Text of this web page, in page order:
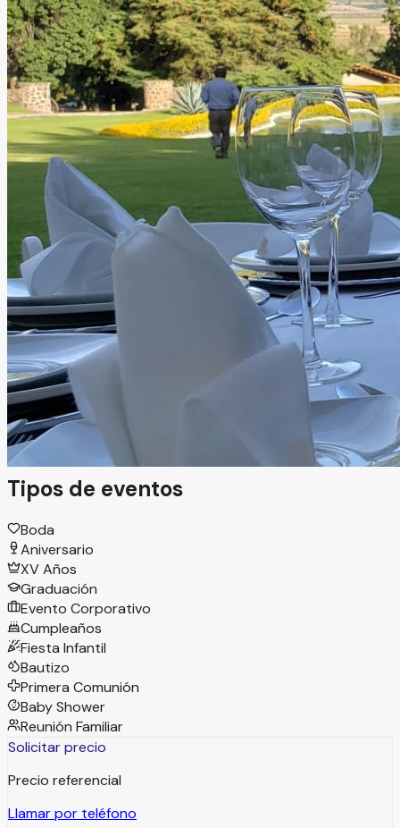
Cerro Viejo Eventos
Jocotepec
Guadalajara, Jalisco Hasta400personas
Información
Lugar íntimo al aire libre para parejas que buscan un
espacio especial. Elegancia y naturaleza unidos en un
espacio único con el mejor equipo de profesionales
comprometidos.
Tipos de eventos
Boda
Aniversario
XV Años
Graduación
Evento Corporativo
Cumpleaños
Fiesta Infantil
Bautizo
Primera Comunión
Baby Shower
Reunión Familiar
Solicitar precio
Precio referencial
Llamar por teléfono